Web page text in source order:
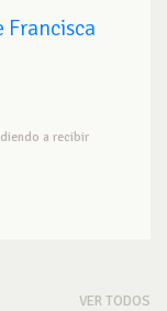
Francisca
a recibir
VER TODOS